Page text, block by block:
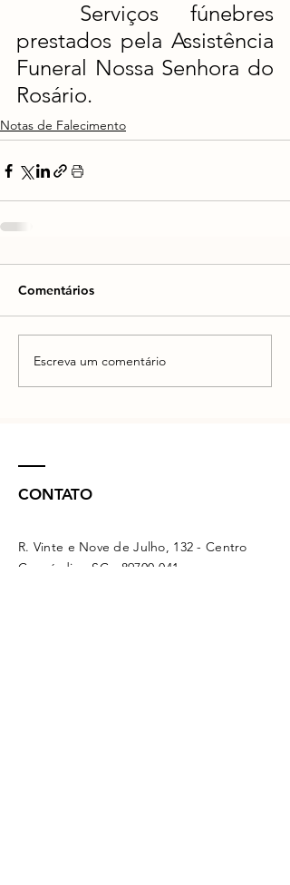
prestados pela Assistência
Funeral Nossa Senhora do
Rosário.
Notas de Falecimento
Comentários
Escreva um comentário
CONTATO
R. Vinte e Nove de Julho, 132 - Centro
Concórdia - SC - 89700-041